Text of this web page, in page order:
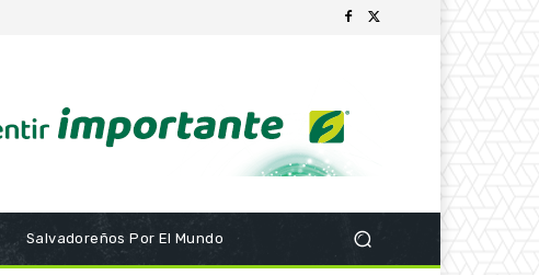
Salvadoreños Por El Mundo